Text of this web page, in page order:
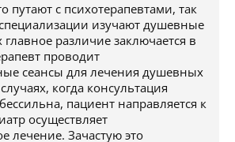
путают с психотерапевтами, так
изучают душевные
главное различие заключается в
проводит
сеансы для лечения душевных
когда консультация
пациент направляется к
осуществляет
лечение. Зачастую это